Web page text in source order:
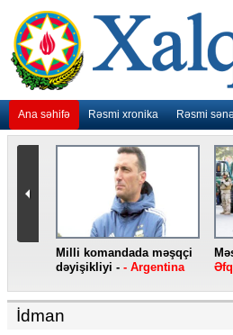
Ana səhifə Rəsmi xronika Rəsmi
Milli komandada məşqçi
dəyişikliyi -- Argentina
İdman